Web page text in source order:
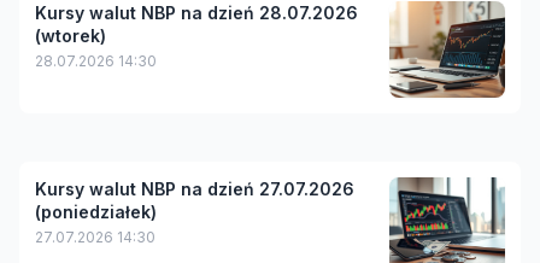
Kursy walut NBP na dzień 28.07.2026
(wtorek)
28.07.2026 14:30
Kursy walut NBP na dzień 27.07.2026
(poniedziałek)
27.07.2026 14:30